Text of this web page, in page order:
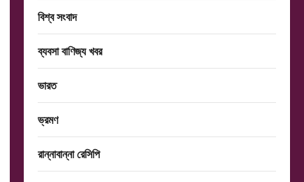
বিশ্ব সংবাদ
ব্যবসা বাণিজ্য খবর
ভারত
ভ্রমণ
রান্নাবান্না রেসিপি